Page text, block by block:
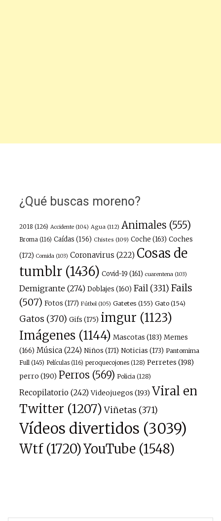
¿Qué buscas moreno?
2018 (126) Accidente(104) Agua(112) Animales (555)
Broma(116) Caídas (156) Chistes (109) Coche (163) Coches
(172) Comida(103) Coronavirus (222) Cosas de
tumblr(1436) Covid-19 (161) cuarentena(103)
Demigrante(274) Doblajes (160) Fail(331) Fails
(507) Fotos (177) Fútbol(105) Gatetes (155) Gato(154)
Gatos (370) Gifs (175) imgur (1123)
Imágenes(1144) Mascotas (183) Memes
(166) Música(224) Niños (171) Noticias (173) Pantomima
Full(145) Películas(116) peroquecojones(128) Perretes (198)
perro (190) Perros (569) Policia(128)
Recopilatorio (242) Videojuegos (193) Viral en
Twitter (1207) Viñetas (371)
Vídeos divertidos (3039)
Wtf(1720)YouTube(1548)